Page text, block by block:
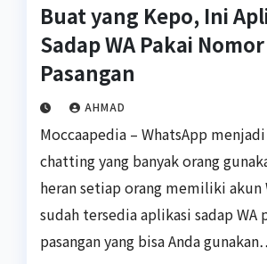
Buat yang Kepo, Ini
Sadap WA Pakai Nomor
Pasangan
AHMAD
Moccaapedia – WhatsApp
chatting yang banyak orang
heran setiap orang memiliki akun
sudah tersedia aplikasi sadap WA
pasangan yang bisa Anda